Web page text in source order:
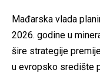
Mađarska vlada
2026. godine u
šire strategije
u evropsko središte